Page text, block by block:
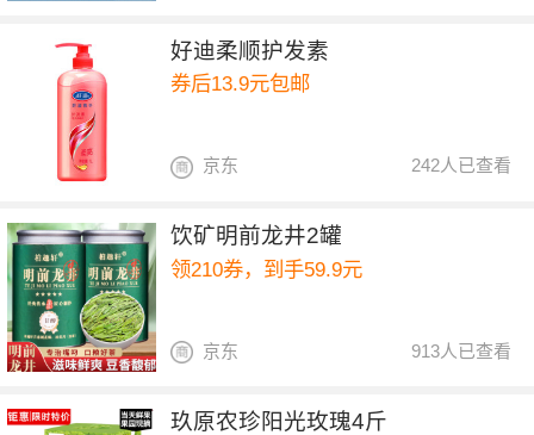
好迪柔顺护发素
券后13.9元包邮
242人已查看
京东
饮矿明前龙井2罐
领210券，到手59.9元
913人已查看
京东
玖原农珍阳光玫瑰4斤